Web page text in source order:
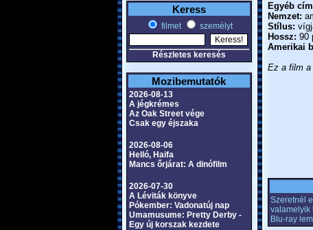
Keress
filmet személyt
Részletes keresés
Mozibemutatók
2026-08-13
A jégkrémes
Az Oak Street vége
Csak egy éjszaka
2026-08-06
Helló, Haifa
Mancs őrjárat: A dinófilm
2026-07-30
A Léviták könyve
Pókember: Vadonatúj nap
Umamusume: Pretty Derby -
Egy új korszak kezdete
Egyéb
Nemzet:
Stílus:
Hossz: 90
Amerikai
Ez a film a
Szeretnél
valamelyik
Blu-ray